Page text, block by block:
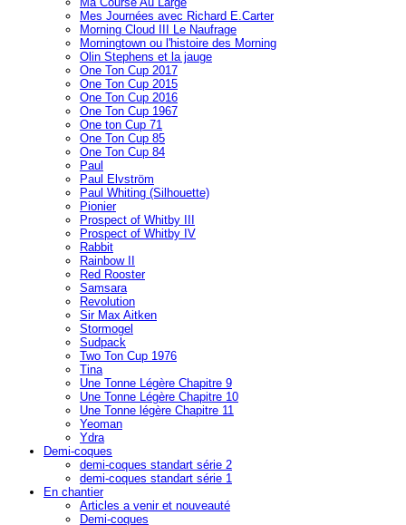
Mes Journées avec Richard E.Carter
Morning Cloud III Le Naufrage
Morningtown ou l'histoire des Morning
Olin Stephens et la jauge
One Ton Cup 2017
One Ton Cup 2015
One Ton Cup 2016
One Ton Cup 1967
One ton Cup 71
One Ton Cup 85
One Ton Cup 84
Paul
Paul Elvström
Paul Whiting (Silhouette)
Pionier
Prospect of Whitby III
Prospect of Whitby IV
Rabbit
Rainbow II
Red Rooster
Samsara
Revolution
Sir Max Aitken
Stormogel
Sudpack
Two Ton Cup 1976
Tina
Une Tonne Légère Chapitre 9
Une Tonne Légère Chapitre 10
Une Tonne légère Chapitre 11
Yeoman
Ydra
Demi-coques
demi-coques standart série 2
demi-coques standart série 1
En chantier
Articles a venir et nouveauté
Demi-coques